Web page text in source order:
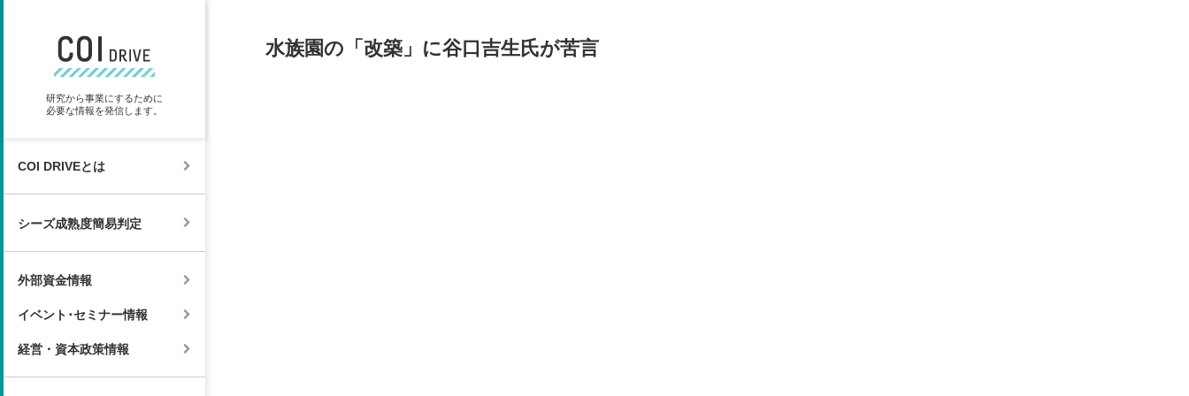
研究から事業にするために
必要な情報を発信します。
COI DRIVEとは
シーズ成熟度簡易判定
外部資金情報
イベント･セミナー情報
経営・資本政策情報
水族園の「改築」に谷口吉生氏が苦言